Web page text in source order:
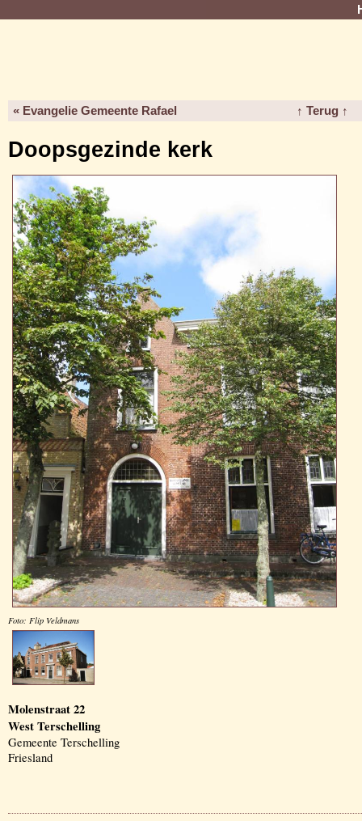
« Evangelie Gemeente Rafael ↑ Terug ↑
Doopsgezinde kerk
Foto: Flip Veldmans
Molenstraat 22
West Terschelling
Gemeente Terschelling
Friesland